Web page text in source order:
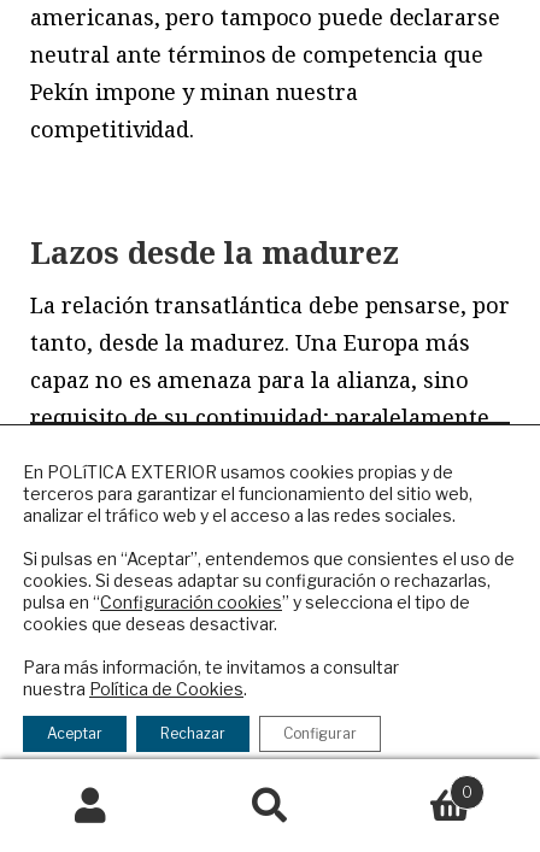
americanas, pero tampoco puede declararse
neutral ante términos de competencia que
Pekín impone y minan nuestra
competitividad.
Lazos desde la madurez
Larelación transatlántica debe pensarse, por
tanto, desde la madurez. Una Europa más
capaz no es amenaza para la alianza, sino
requisito de su continuidad; paralelamente,
ni identificar dependencia con comunidad de
valores. El vínculo será complejo, menos
paternal, menos automático. Pero puede ser
más equilibrado si ambas partes aceptan
que la estabilidad ya no descansa en la
disponibilidad ilimitada de Washington, sino
en una distribución más realista de poder y
responsabilidad.
Buscar
0
En POLíTICA EXTERIOR usamos cookies propias y de
terceros para garantizar el funcionamiento del sitio web,
analizar el tráfico web y el acceso a las redes sociales.
Si pulsas en “Aceptar”, entendemos que consientes el uso de
cookies. Si deseas adaptar su configuración o rechazarlas,
pulsa en “Configuración cookies” y selecciona el tipo de
cookies que deseas desactivar.
Para más información, te invitamos a consultar
nuestra Política de Cookies.
Aceptar Rechazar Configurar
NEWSLETTER
Suscríbase a nuestro boletín electrónico y
reciba en su correo el mejor análisis
internacional en español.
Checkbox
acepto
la
política
de
política de privacidad